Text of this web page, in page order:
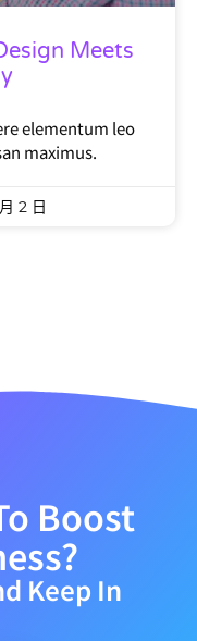
Meets
elementum leo
maximus.
2 日
Boost
Keep In